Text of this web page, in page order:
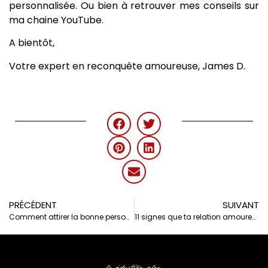
personnalisée. Ou bien à retrouver mes conseils sur
ma chaine YouTube.
A bientôt,
Votre expert en reconquête amoureuse, James D.
PRÉCÉDENT
Comment attirer la bonne personne en amour?
SUIVANT
11 signes que ta relation amoureuse ne va pas durer